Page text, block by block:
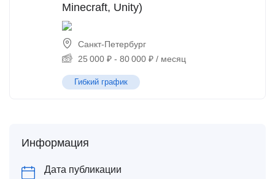
Minecraft, Unity)
Санкт-Петербург
25 000 ₽ - 80 000 ₽ / месяц
Гибкий график
Информация
Дата публикации